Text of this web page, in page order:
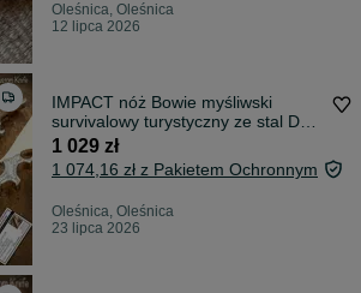
Oleśnica, Oleśnica
12 lipca 2026
IMPACT nóż Bowie myśliwski
survivalowy turystyczny ze stal D2
994
1 029 zł
1 074,16 zł z Pakietem Ochronnym
Oleśnica, Oleśnica
23 lipca 2026